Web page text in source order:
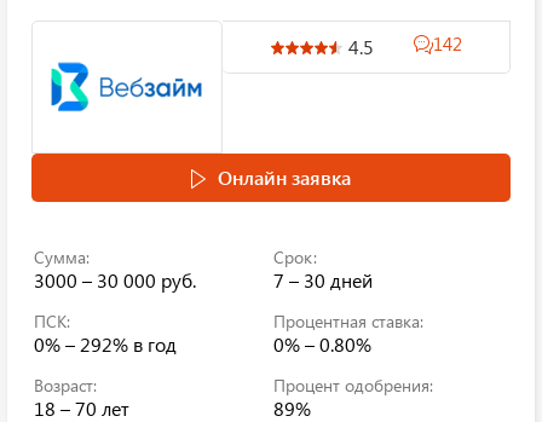
4.5 142
Онлайн заявка
Сумма:
3000 – 30 000 руб.
Срок:
7 – 30 дней
ПСК:
0% – 292% в год
Процентная ставка:
0% – 0.80%
Возраст:
18 – 70 лет
Процент одобрения:
89%